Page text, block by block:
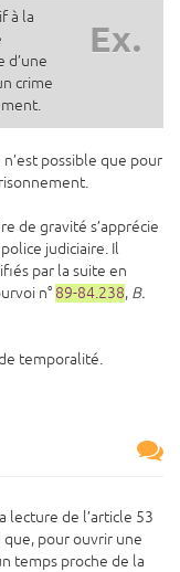
Ex.
à la
d’une
crime
possible que pour
de gravité s’apprécie
judiciaire. Il
par la suite en
n° 89-84.238, B.
temporalité.
lecture de l’article 53
que, pour ouvrir une
temps proche de la